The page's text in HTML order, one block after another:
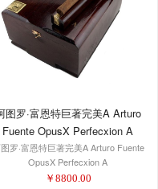
图罗·富恩特巨著完美A Arturo
Fuente OpusX Perfecxion A
罗·富恩特巨著完美A Arturo Fuente
OpusX Perfecxion A
￥ 8800.00